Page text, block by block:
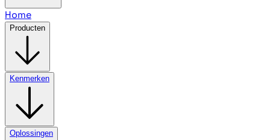
Home
Producten
Kenmerken
Oplossingen